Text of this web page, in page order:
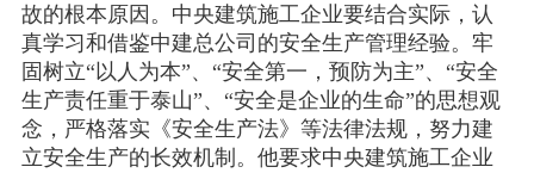
故的根本原因。中央建筑施工企业要结合实际，认
真学习和借鉴中建总公司的安全生产管理经验。牢
固树立“以人为本”、“安全第一，预防为主”、“安全
生产责任重于泰山”、“安全是企业的生命”的思想观
念，严格落实《安全生产法》等法律法规，努力建
立安全生产的长效机制。他要求中央建筑施工企业